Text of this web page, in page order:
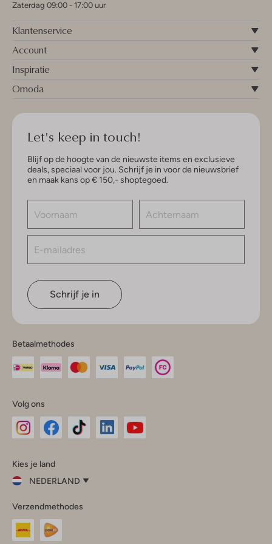
Zaterdag 09:00 - 17:00 uur
Klantenservice
Account
Inspiratie
Omoda
Let's keep in touch!
Blijf op de hoogte van de nieuwste items en exclusieve
deals, speciaal voor jou. Schrijf je in voor de nieuwsbrief
en maak kans op € 150,- shoptegoed.
Schrijf je in
Betaalmethodes
Volg ons
InstagramFacebook
Kies je land
NEDERLAND
je
land
Nederland
Verzendmethodes